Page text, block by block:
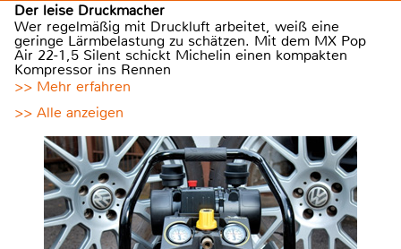
Der leise Druckmacher
Wer regelmäßig mit Druckluft arbeitet, weiß eine
geringe Lärmbelastung zu schätzen. Mit dem MX Pop
Air 22-1,5 Silent schickt Michelin einen kompakten
Kompressor ins Rennen
>> Mehr erfahren
>> Alle anzeigen